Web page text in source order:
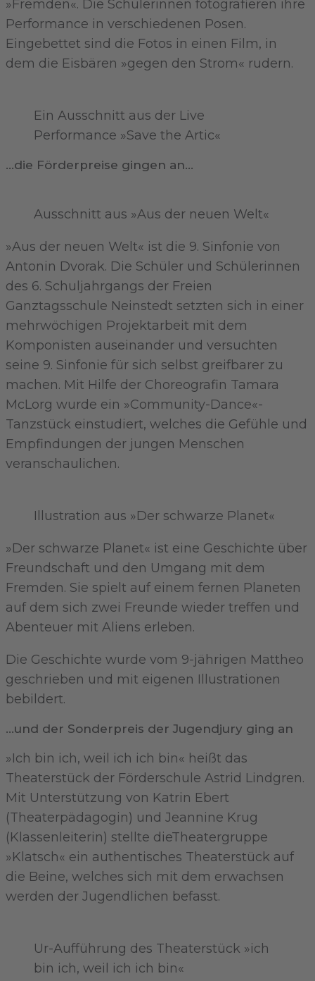
»Fremden«. Die Schülerinnen fotografieren ihre
Performance in verschiedenen Posen.
Eingebettet sind die Fotos in einen Film, in
dem die Eisbären »gegen den Strom« rudern.
Ein Ausschnitt aus der Live
Performance »Save the Artic«
...die Förderpreise gingen an...
Ausschnitt aus »Aus der neuen Welt«
»Aus der neuen Welt« ist die 9. Sinfonie von
Antonin Dvorak. Die Schüler und Schülerinnen
des 6. Schuljahrgangs der Freien
Ganztagsschule Neinstedt setzten sich in einer
mehrwöchigen Projektarbeit mit dem
Komponisten auseinander und versuchten
seine 9. Sinfonie für sich selbst greifbarer zu
machen. Mit Hilfe der Choreografin Tamara
McLorg wurde ein »Community-Dance«-
Tanzstück einstudiert, welches die Gefühle und
Empfindungen der jungen Menschen
veranschaulichen.
Illustration aus »Der schwarze Planet«
»Der schwarze Planet« ist eine Geschichte über
Freundschaft und den Umgang mit dem
Fremden. Sie spielt auf einem fernen Planeten
auf dem sich zwei Freunde wieder treffen und
Abenteuer mit Aliens erleben.
Die Geschichte wurde vom 9-jährigen Mattheo
geschrieben und mit eigenen Illustrationen
bebildert.
...und der Sonderpreis der Jugendjury ging an
»Ich bin ich, weil ich ich bin« heißt das
Theaterstück der Förderschule Astrid Lindgren.
Mit Unterstützung von Katrin Ebert
(Theaterpädagogin) und Jeannine Krug
(Klassenleiterin) stellte dieTheatergruppe
»Klatsch« ein authentisches Theaterstück auf
die Beine, welches sich mit dem erwachsen
werden der Jugendlichen befasst.
Ur-Aufführung des Theaterstück »ich
bin ich, weil ich ich bin«